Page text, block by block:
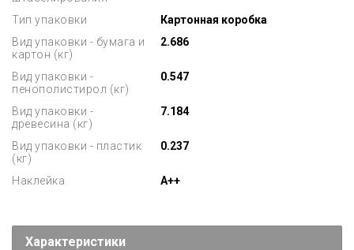
Тип упаковки
Картонная коробка
Вид упаковки - бумага и
картон (кг)
2.686
Вид упаковки -
пенополистирол (кг)
0.547
Вид упаковки -
древесина (кг)
7.184
Вид упаковки - пластик
(кг)
0.237
Наклейка A++
Характеристики